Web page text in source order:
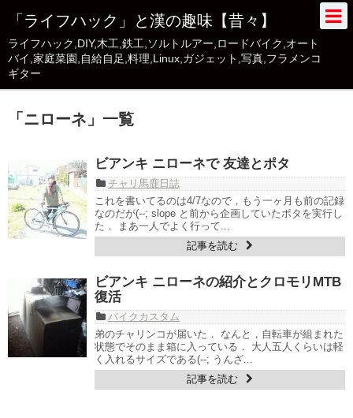
「ライフハック」と漢の趣味【昔々】
ライフハック,DIY,木工,鉄工,ソルトルアー,ロードバイク,オート
バイ,家庭菜園,自給自足,料理,Linux,ガジェット,写真,フラメンコ
ギター
「 ニローネ 」 一覧
ビアンキ ニローネで 友達とポタ
チャリ馬鹿日誌
これを書いてるのは4/7なので，もう一ヶ月も前の記録
なのだが(--; slope と前から企画していたポタを実行し
た． まあ一人でよく行って...
記事を読む
ビアンキ ニローネの紹介とクロモリMTB
復活
バイクカスタム
弟のチャリンコが届いた． なんと，自転車が組まれた
状態でそのまま箱に入っている． 大人五人くらいは軽
く入れるサイズである(--; うんざ...
記事を読む